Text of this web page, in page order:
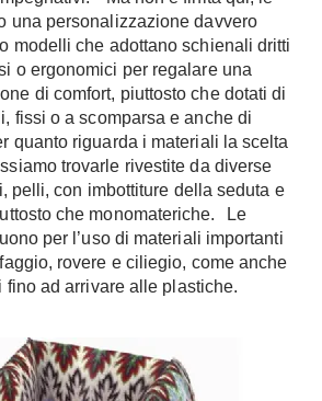
Rivestimenti
Ceramica
Cotto
Resina
Parquet
Gres
Laminato
Moquette
Carta da parati
Fai da Te
una personalizzazione davvero
modelli che adottano schienali dritti
o ergonomici per regalare una
di comfort, piuttosto che dotati di
fissi o a scomparsa e anche di
quanto riguarda i materiali la scelta
trovarle rivestite da diverse
pelli, con imbottiture della seduta e
che monomateriche. Le
per l’uso di materiali importanti
rovere e ciliegio, come anche
fino ad arrivare alle plastiche.